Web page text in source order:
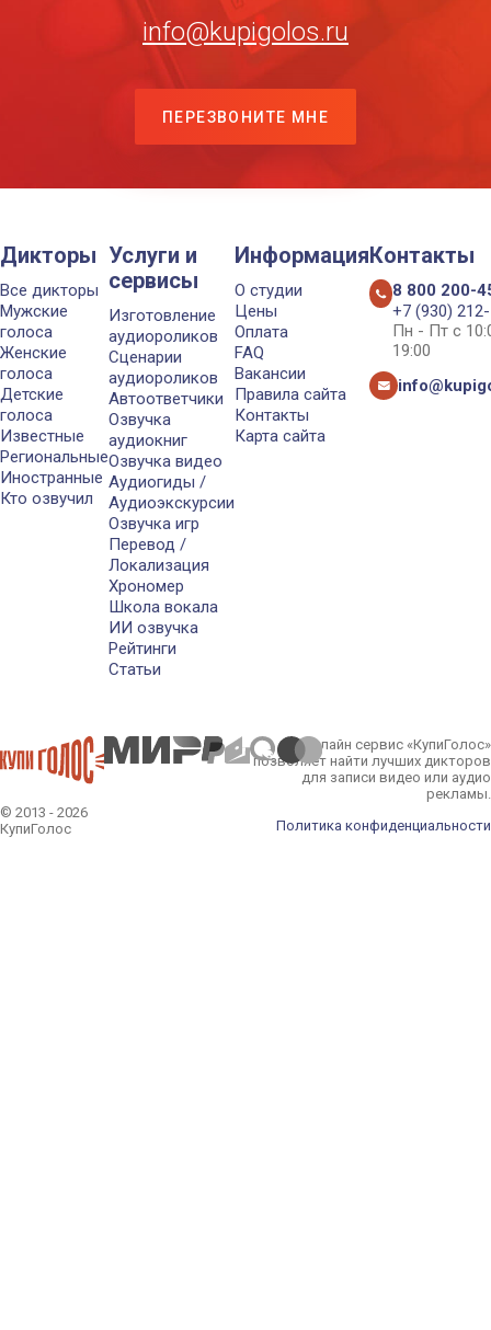
info@kupigolos.ru
ПЕРЕЗВОНИТЕ МНЕ
Дикторы
Все дикторы
Мужские
голоса
Женские
голоса
Детские
голоса
Известные
Региональные
Иностранные
Кто озвучил
Услуги и
сервисы
Изготовление
аудиороликов
Сценарии
аудиороликов
Автоответчики
Озвучка
аудиокниг
Озвучка видео
Аудиогиды /
Аудиоэкскурсии
Озвучка игр
Перевод /
Локализация
Хрономер
Школа вокала
ИИ озвучка
Рейтинги
Статьи
Информация
О студии
Цены
Оплата
FAQ
Вакансии
Правила сайта
Контакты
Карта сайта
Контакты
8 800 200-
+7 (930)
Пн - Пт с
19:00
© 2013 - 2026
КупиГолос
Онлайн сервис «КупиГолос»
позволяет найти лучших дикторов
для записи видео или аудио
рекламы.
Политика конфиденциальности